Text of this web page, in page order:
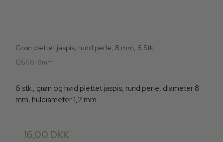
Grøn plettet jaspis, rund perle, 8 mm, 6 Stk
12668-8mm
6 stk., grøn og hvid plettet jaspis, rund perle, diameter 8
mm, huldiameter 1,2 mm.
16,00 DKK